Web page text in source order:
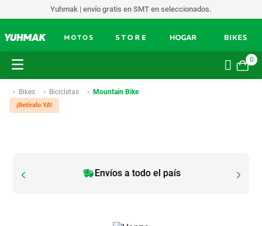
Yuhmak | envío gratis en SMT en seleccionados.
0
Bikes Bicicletas Mountain Bike
¡Retíralo YA!
Envíos a todo el país